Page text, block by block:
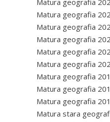
Matura geografia
Matura geografia
Matura geografia
Matura geografia
Matura geografia
Matura geografia
Matura geografia
Matura geografia
Matura geografia
Matura stara